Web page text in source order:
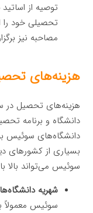
توصیه از
تحصیلی خود را
مصاحبه نیز
هزینه‌های
هزینه‌های تحصیل در
دانشگاه و برنامه
دانشگاه‌های سوئیس
بسیاری از کشورهای
سوئیس می‌تواند بالا
شهریه